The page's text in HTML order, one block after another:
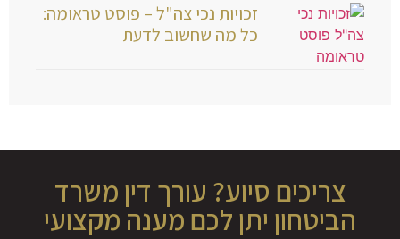
זכויות נכי צה"ל – פוסט טראומה:
כל מה שחשוב לדעת
צריכים סיוע? עורך דין משרד
הביטחון יתן לכם מענה מקצועי